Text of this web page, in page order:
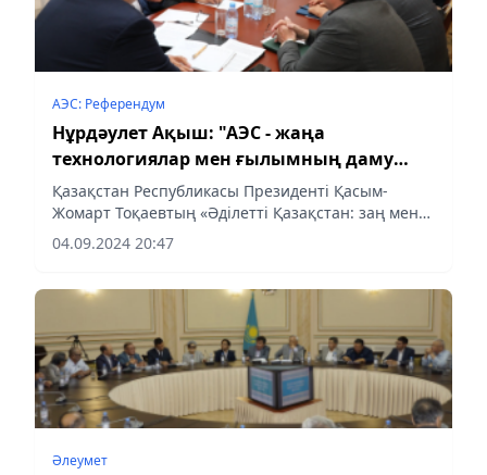
АЭС: Референдум
Нұрдәулет Ақыш: "АЭС - жаңа
технологиялар мен ғылымның даму
шыңы"
Қазақстан Республикасы Президенті Қасым-
Жомарт Тоқаевтың «Әділетті Қазақстан: заң мен
тәртіп, экономикалық өсім, қоғамдық оптимизм»
атты Қазақстан халқына кезекті рет жолданған
04.09.2024 20:47
Әлеумет